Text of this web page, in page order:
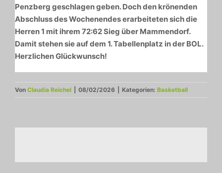
Penzberg geschlagen geben. Doch den krönenden
Abschluss des Wochenendes erarbeiteten sich die
Herren 1 mit ihrem 72:62 Sieg über Mammendorf.
Damit stehen sie auf dem 1. Tabellenplatz in der BOL.
Herzlichen Glückwunsch!
Von Claudia Reichel 08/02/2026 Kategorien: Basketball